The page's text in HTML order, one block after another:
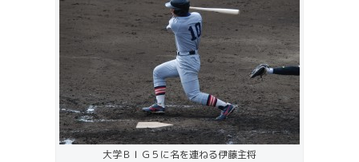
大学ＢＩＧ５に名を連ねる伊藤主将